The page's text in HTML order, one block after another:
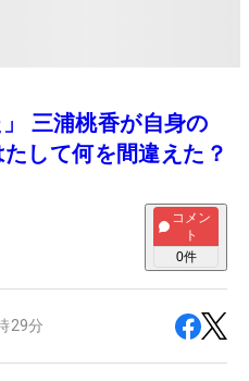
三浦桃香が自身の
して何を間違えた？
コメン
ト
0件
29分